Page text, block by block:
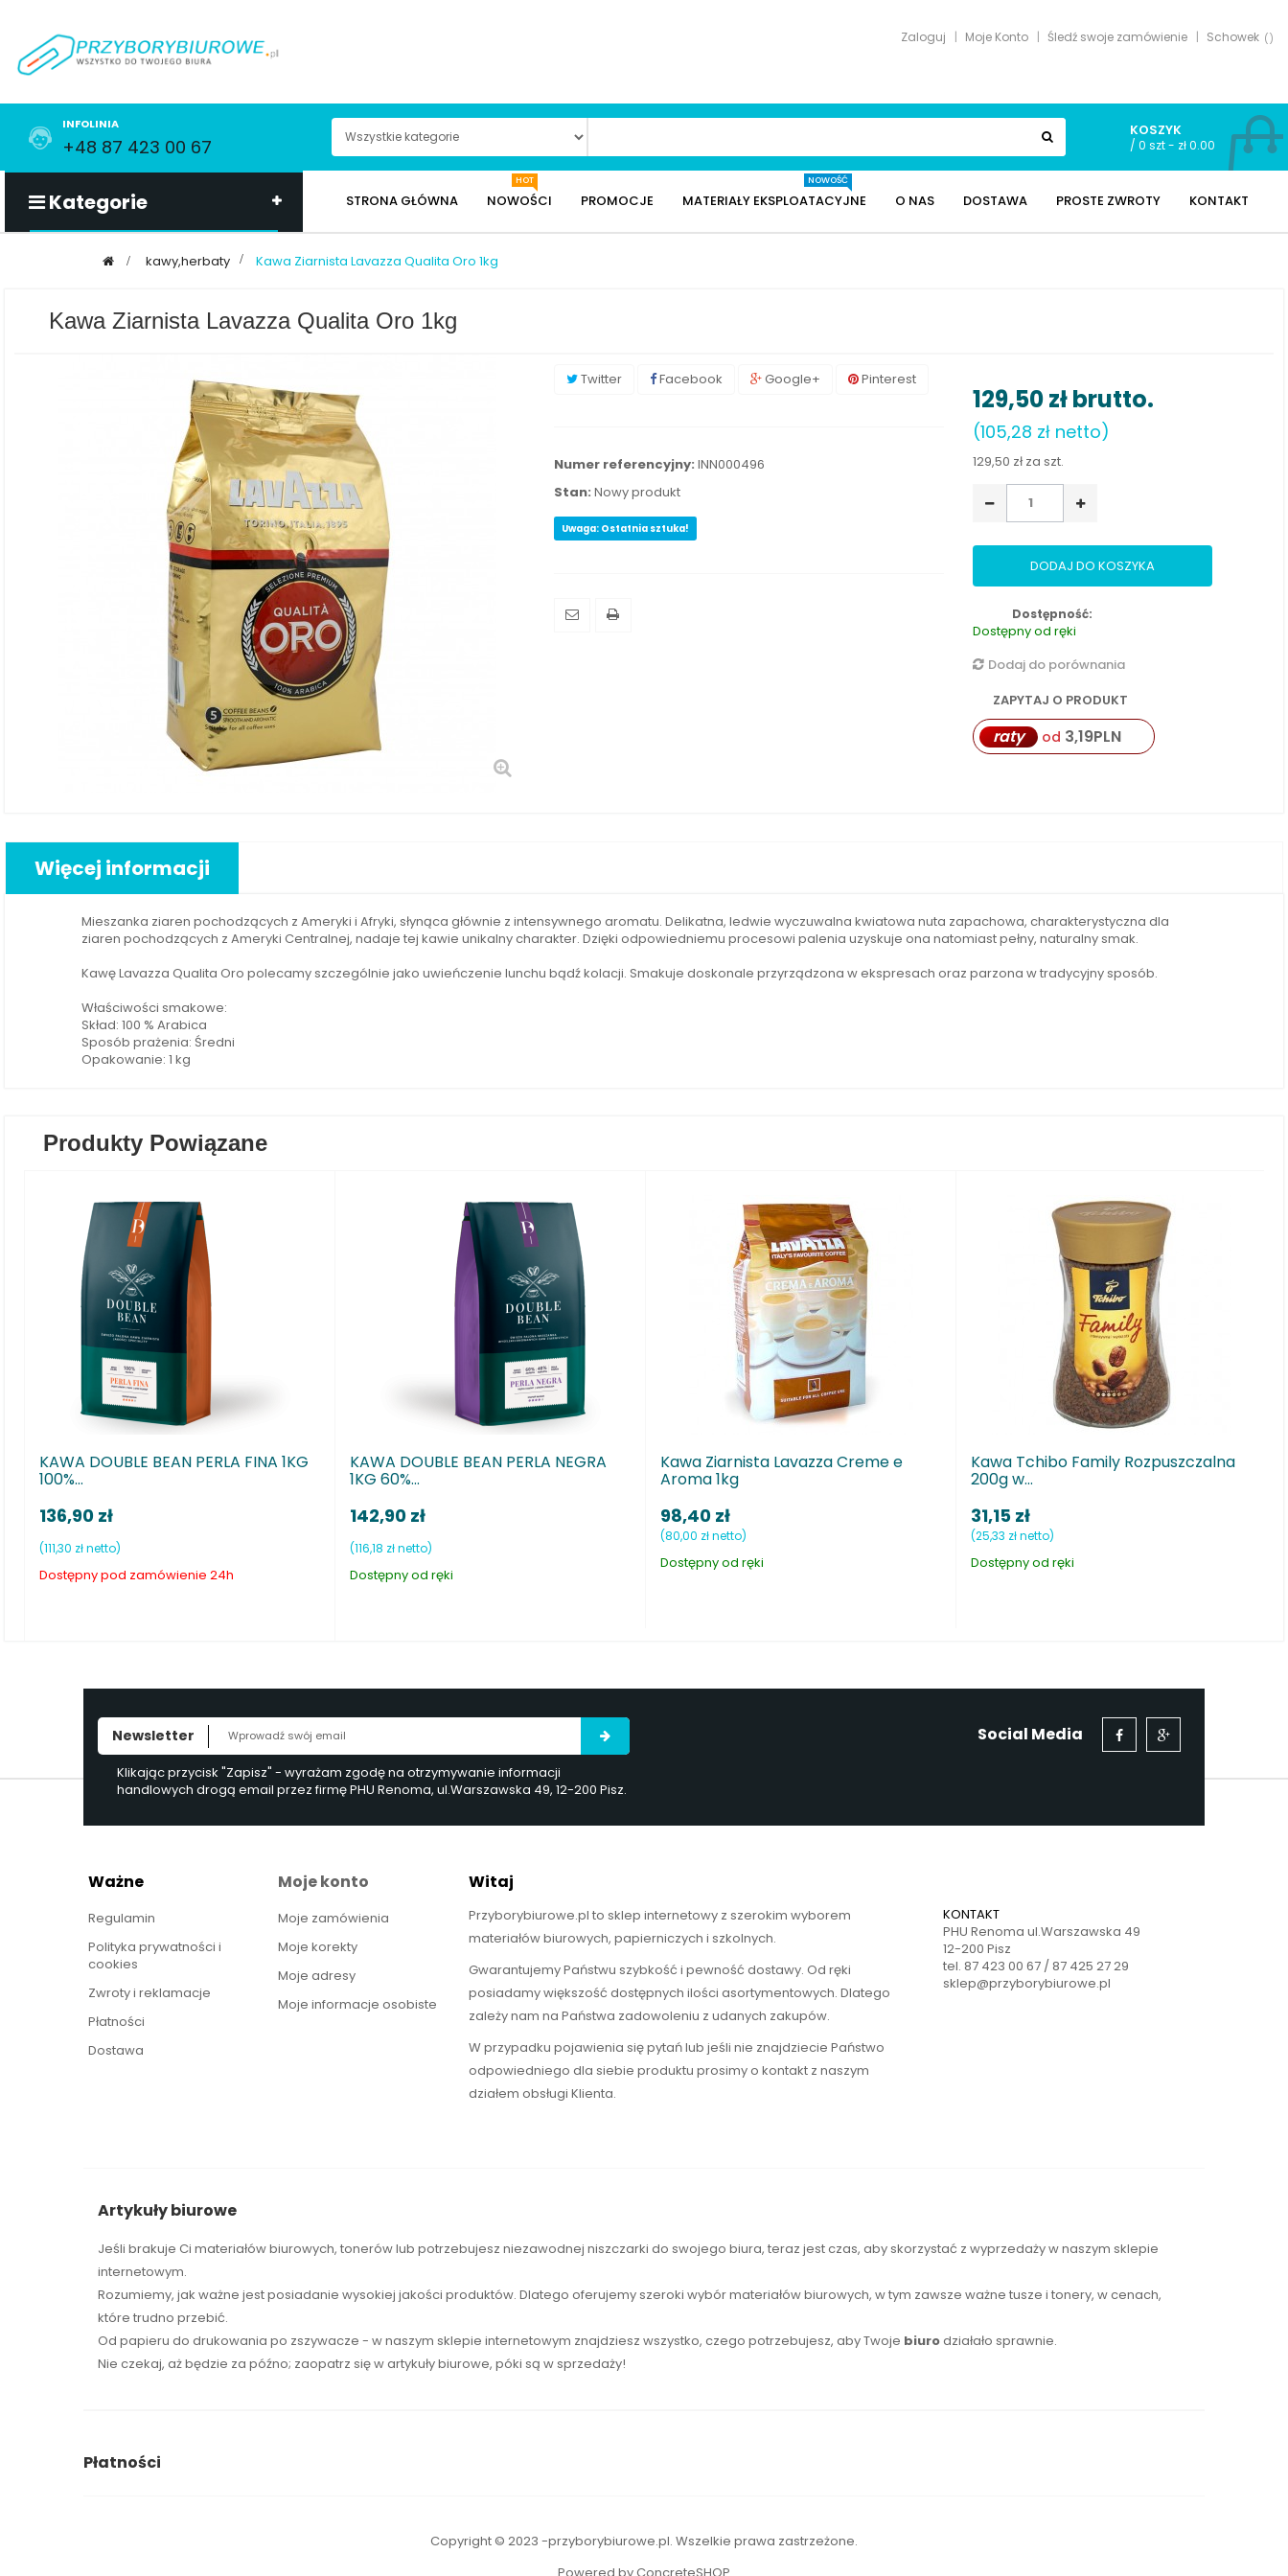
Zaloguj Moje Konto Śledź swoje zamówienie Schowek
INFOLINIA
+48 87 423 00 67
KOSZYK
/ 0 szt - zł 0.00
Kategorie STRONA GŁÓWNA NOWOŚCI
HOT
PROMOCJE MATERIAŁY EKSPLOATACYJNE
NOWOŚĆ
O NAS DOSTAWA PROSTE ZWROTY KONTAKT
> kawy,herbaty > Kawa Ziarnista Lavazza Qualita Oro 1kg
Kawa Ziarnista Lavazza Qualita Oro 1kg
Twitter Facebook Google+ Pinterest
Numer referencyjny: INN000496
Stan: Nowy produkt
Uwaga: Ostatnia sztuka!
129,50 złbrutto.
(105,28 zł netto)
129,50 zł za szt.
DODAJ DO KOSZYKA
Dostępność:
Dostępny od ręki
Dodaj do porównania
ZAPYTAJ O PRODUKT
raty od 3,19PLN
Więcej informacji
Mieszanka ziaren pochodzących z Ameryki i Afryki, słynąca głównie z intensywnego aromatu. Delikatna, ledwie wyczuwalna kwiatowa nuta zapachowa, charakterystyczna dla
ziaren pochodzących z Ameryki Centralnej, nadaje tej kawie unikalny charakter. Dzięki odpowiedniemu procesowi palenia uzyskuje ona natomiast pełny, naturalny smak.
Kawę Lavazza Qualita Oro polecamy szczególnie jako uwieńczenie lunchu bądź kolacji. Smakuje doskonale przyrządzona w ekspresach oraz parzona w tradycyjny sposób.
Właściwości smakowe:
Skład: 100 % Arabica
Sposób prażenia: Średni
Opakowanie: 1 kg
Produkty Powiązane
NEGRA Kawa Ziarnista Lavazza Creme e Kawa Tchibo Family Rozpuszczalna Kawa Ziarnista Lavazza Qualita Rossa Kawa LARICO Kolumbia
Newsletter
Klikając przycisk "Zapisz" - wyrażam zgodę na otrzymywanie informacji
handlowych drogą email przez firmę PHU Renoma, ul.Warszawska 49, 12-200 Pisz.
Social Media
Ważne
Regulamin
Polityka prywatności i
cookies
Zwroty i reklamacje
Płatności
Dostawa
Moje konto
Moje zamówienia
Moje korekty
Moje adresy
Moje informacje osobiste
Witaj
Przyborybiurowe.pl to sklep internetowy z szerokim wyborem
materiałów biurowych, papierniczych i szkolnych.
Gwarantujemy Państwu szybkość i pewność dostawy. Od ręki
posiadamy większość dostępnych ilości asortymentowych. Dlatego
zależy nam na Państwa zadowoleniu z udanych zakupów.
W przypadku pojawienia się pytań lub jeśli nie znajdziecie Państwo
odpowiedniego dla siebie produktu prosimy o kontakt z naszym
działem obsługi Klienta.
KONTAKT
PHU Renoma ul.Warszawska 49
12-200 Pisz
tel. 87 423 00 67 / 87 425 27 29
sklep@przyborybiurowe.pl
Artykuły biurowe
Jeśli brakuje Ci materiałów biurowych, tonerówlub potrzebujesz niezawodnej niszczarki do swojego biura, teraz jest czas, aby skorzystać z wyprzedaży w naszym sklepie
internetowym.
Rozumiemy, jak ważne jest posiadanie wysokiej jakości produktów. Dlatego oferujemy szeroki wybór materiałów biurowych, w tym zawsze ważne tusze i tonery, w cenach,
które trudno przebić.
Od papieru do drukowania po zszywacze - w naszym sklepie internetowym znajdziesz wszystko, czego potrzebujesz, aby Twoje biurodziałało sprawnie.
Nie czekaj, aż będzie za późno; zaopatrz się w artykuły biurowe, póki są w sprzedaży!
Płatności
Copyright © 2023 -przyborybiurowe.pl. Wszelkie prawa zastrzeżone.